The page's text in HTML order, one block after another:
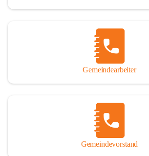
Andreas Rohatsch wurde auf das System der
Wo eine genaue Quellenangabe sinnvoll und
sind die entsprechenden Quellenhinweise in
eingearbeitet. Der leichteren Lesbarkeit halber
streng gendergerechten Ausdrucksform Abstand
So darf ich Sie zu einer interessanten,
manchmal auch nachdenklich machenden
Jahrhunderte, ja Jahrtausende alte Geschichte
Gemeindearbeiter
Gemeindevorstand